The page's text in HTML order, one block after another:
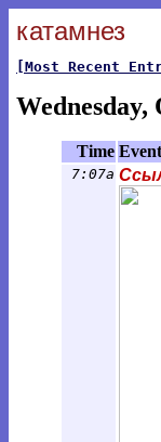
катамнез
[Most Recent
Wednesday,
Time Event
7:07a